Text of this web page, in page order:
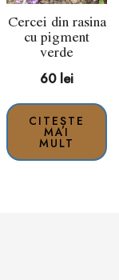
Cercei din rasina
cu pigment
verde
60 lei
CITEȘTE
MAI
MULT